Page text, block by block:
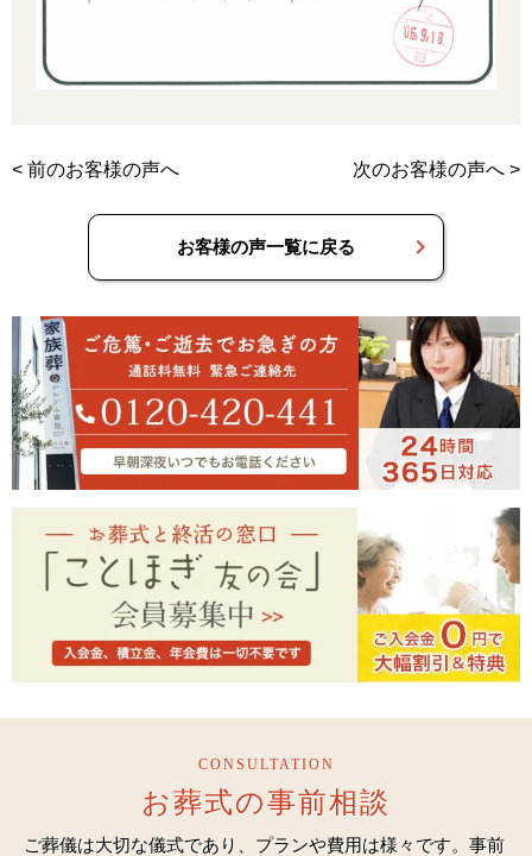
< 前のお客様の声へ 次のお客様の声へ >
お客様の声一覧に戻る
CONSULTATION
お葬式の事前相談
ご葬儀は大切な儀式であり、プランや費用は様々です。事前